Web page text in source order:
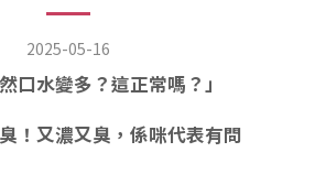
2025-05-16
口水變多？這正常嗎？」
！又濃又臭，係咪代表有問